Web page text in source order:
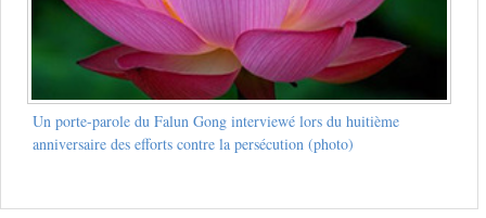
Un porte-parole du Falun Gong interviewé lors du huitième
anniversaire des efforts contre la persécution (photo)